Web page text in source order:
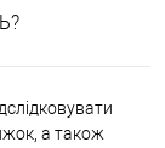
а також